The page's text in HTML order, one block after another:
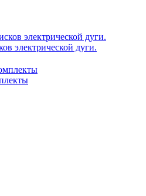
электрической дуги.